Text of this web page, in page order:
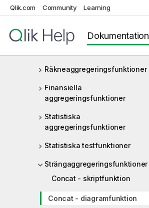
Qlik.com Community Learning
Dokumentation
diagramuttryck
Grundläggande
Räkneaggregeringsfunktioner
Finansiella
aggregeringsfunktioner
Statistiska
aggregeringsfunktioner
Statistiska testfunktioner
Strängaggregeringsfunktioner
Concat - skriptfunktion
Concat - diagramfunktion